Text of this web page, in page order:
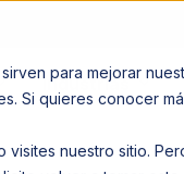
para mejorar
Si quieres conocer
nuestro sitio.
Industrias